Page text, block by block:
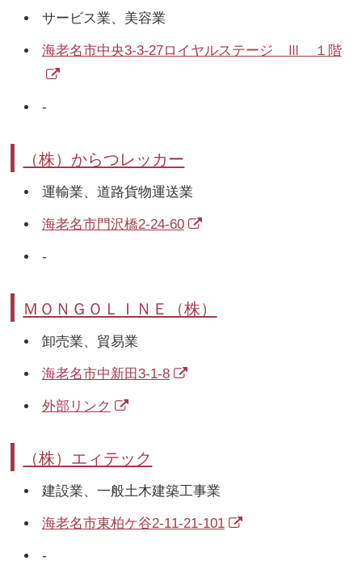
サービス業、美容業
海老名市中央3-3-27ロイヤルステージ Ⅲ １階
-
（株）からつレッカー
運輸業、道路貨物運送業
海老名市門沢橋2-24-60
-
ＭＯＮＧＯＬＩＮＥ（株）
卸売業、貿易業
海老名市中新田3-1-8
外部リンク
（株）エィテック
建設業、一般土木建築工事業
海老名市東柏ケ谷2-11-21-101
-